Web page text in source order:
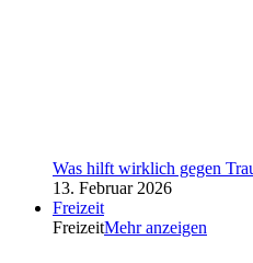
Was hilft wirklich gegen
13. Februar 2026
Freizeit
FreizeitMehr anzeigen